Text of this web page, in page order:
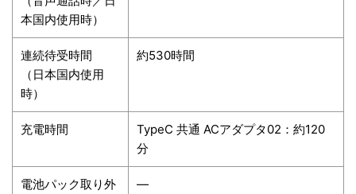
本国内使用時）
連続待受時間
（日本国内使用
時）
約530時間
充電時間
TypeC 共通 ACアダプタ02：約120
分
電池パック取り外
―